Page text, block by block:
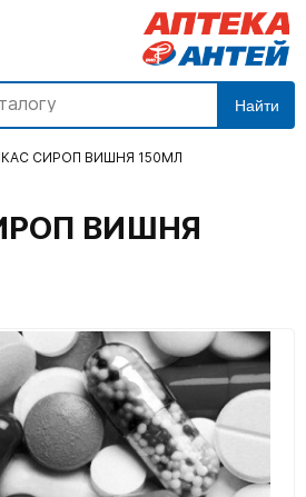
Найти
СИРОП ВИШНЯ 150МЛ
ВИШНЯ